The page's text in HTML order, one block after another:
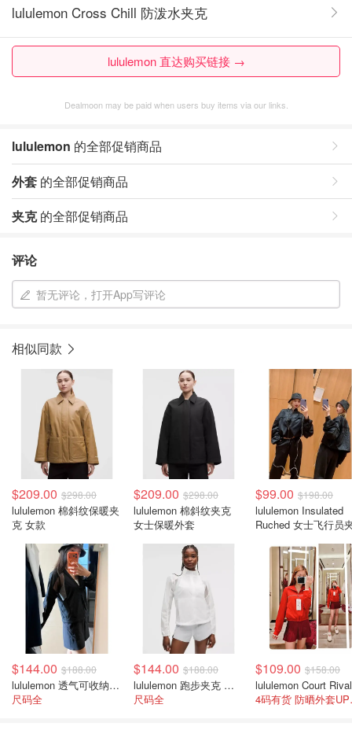
lululemon Cross Chill 防泼水夹克
lululemon 直达购买链接 →
Dealmoon may be paid when users buy items via our links.
lululemon 的全部促销商品
外套 的全部促销商品
夹克的全部促销商品
评论
暂无评论，打开App写评论
相似同款
$209.00 $298.00
lululemon 棉斜纹保暖夹
克 女款
$209.00 $298.00
lululemon 棉斜纹夹克
女士保暖外套
$99.00 $198.00
lululemon Insulated
Ruched 女士飞行员
$144.00 $188.00
lululemon 透气可收纳跑步夹克 女款
尺码全
$144.00 $188.00
lululemon 跑步夹克 女士
尺码全
$109.00 $158.00
4